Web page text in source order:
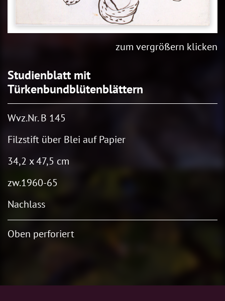
zum vergrößern klicken
Studienblatt mit
Türkenbundblütenblättern
Wvz.Nr. B 145
Filzstift über Blei auf Papier
34,2 x 47,5 cm
zw.1960-65
Nachlass
Oben perforiert